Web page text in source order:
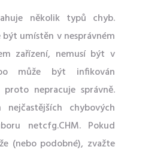
několik typů chyb.
umístěn v nesprávném
zařízení, nemusí být v
může být infikován
nepracuje správně.
chybových
netcfg.CHM. Pokud
(nebo podobné), zvažte